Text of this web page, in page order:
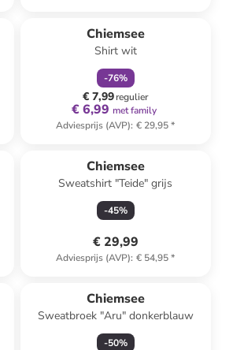
Chiemsee
Shirt wit
-76%
€ 7,99regulier
€ 6,99 met family
Adviesprijs (AVP): € 29,95*
Chiemsee
Sweatshirt "Teide" grijs
-45%
€ 29,99
Adviesprijs (AVP): € 54,95*
Chiemsee
Sweatbroek "Aru" donkerblauw
-50%